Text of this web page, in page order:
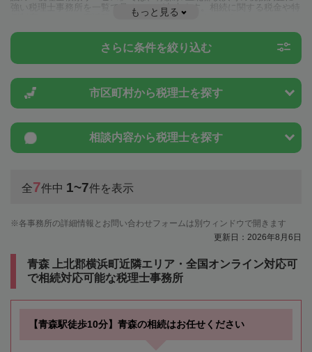
強い税理士事務所を一覧で見ることが出来ます。相続に関する税金や特
例制度のことは一度近隣の税理士に相談してみましょう。
もっと見る
さらに条件を絞り込む
市区町村から税理士を探す
相談内容から税理士を探す
全7件中 1~7件を表示
各事務所の詳細情報とお問い合わせフォームは別ウィンドウで開きます
更新日：2026年8月6日
青森 上北郡横浜町近隣エリア・全国オンライン対応可
で相続対応可能な税理士事務所
【青森駅徒歩10分】青森の相続はお任せください